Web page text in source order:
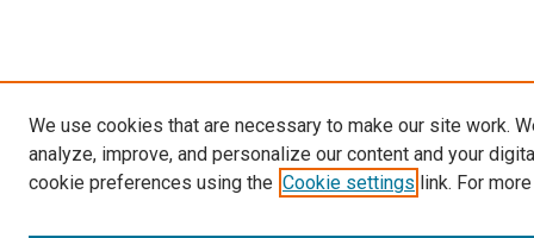
We use cookies that are necessary to make our site work.
analyze, improve, and personalize our content and your
cookie preferences using the Cookie settings link. For